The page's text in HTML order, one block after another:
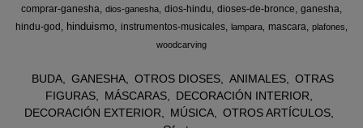
comprar-ganesha dios-ganesha dios-hindu dioses-de-bronce ganesha
hindu-god
hinduismo instrumentos-musicales lampara mascara plafones
woodcarving
BUDA GANESHA OTROS DIOSES ANIMALES
OTRAS
FIGURAS
MÁSCARAS
DECORACIÓN INTERIOR
DECORACIÓN EXTERIOR
MÚSICA
OTROS ARTÍCULOS